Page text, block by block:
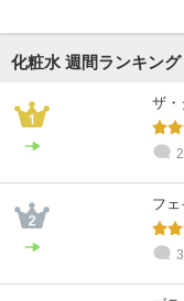
化粧水 週間ランキング
ザ・
フ